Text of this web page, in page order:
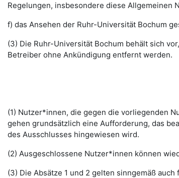
Regelungen, insbesondere diese Allgemeinen
f) das Ansehen der Ruhr-Universität Bochum
(3) Die Ruhr-Universität Bochum behält sich
Betreiber ohne Ankündigung entfernt werden.
(1) Nutzer*innen, die gegen die vorliegenden
gehen grundsätzlich eine Aufforderung, das
des Ausschlusses hingewiesen wird.
(2) Ausgeschlossene Nutzer*innen können
(3) Die Absätze 1 und 2 gelten sinngemäß